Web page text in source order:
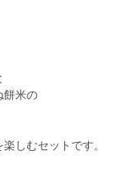
餅米の
しむセットです。